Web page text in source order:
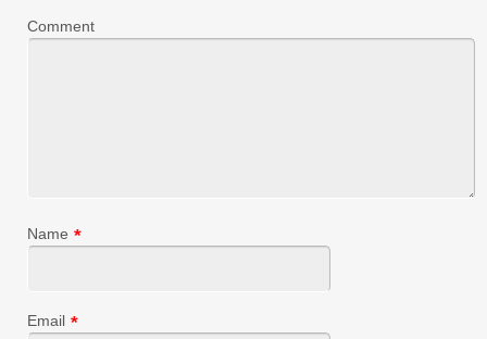
Comment
Name *
Email *